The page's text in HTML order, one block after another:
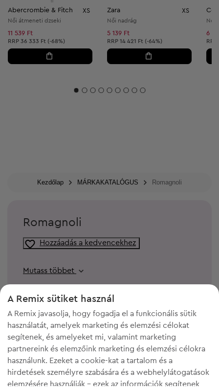
Abercrombie & Fitch XS
Női átmeneti dzseki
11 539 Ft
Ajánlott ár:
RRP 36 333 Ft (-68%)
Zara XS
Női nadrág
5 139 Ft
Ajánlott ár:
RRP 14 421 Ft (-64%)
Női
6
RRP
Kezdőlap MÁRKAKATALÓGUS Romagnoli
Romagnoli
Hozzáadás a kedvencekhez
Mutass többet
KELL A HELY A GARDRÓBODBAN?
A Remix sütiket használ
A Remix javasolja, hogy fogadja el a funkcionális sütik
használatát, amelyek marketing és elemzési célokat
segítenek, és amelyeket mi, valamint marketing
partnereink és elemzőink marketing és elemzési célokra
használunk. Ezeket a cookie-kat a tartalom és a
hirdetések személyre szabására és a webhelylátogatások
elemzésére használják - ezek az információk segítenek